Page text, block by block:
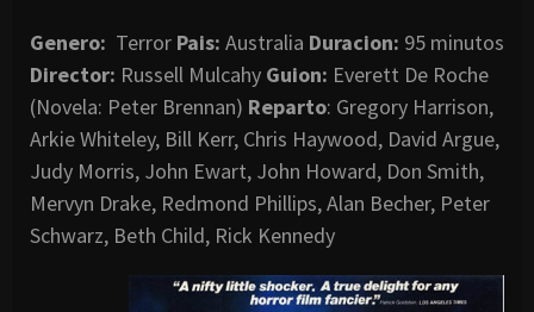
Genero: Terror Pais: Australia Duracion: 95 minutos
Director: Russell Mulcahy Guion: Everett De Roche
(Novela: Peter Brennan) Reparto: Gregory Harrison,
Arkie Whiteley, Bill Kerr, Chris Haywood, David Argue,
Judy Morris, John Ewart, John Howard, Don Smith,
Mervyn Drake, Redmond Phillips, Alan Becher, Peter
Schwarz, Beth Child, Rick Kennedy